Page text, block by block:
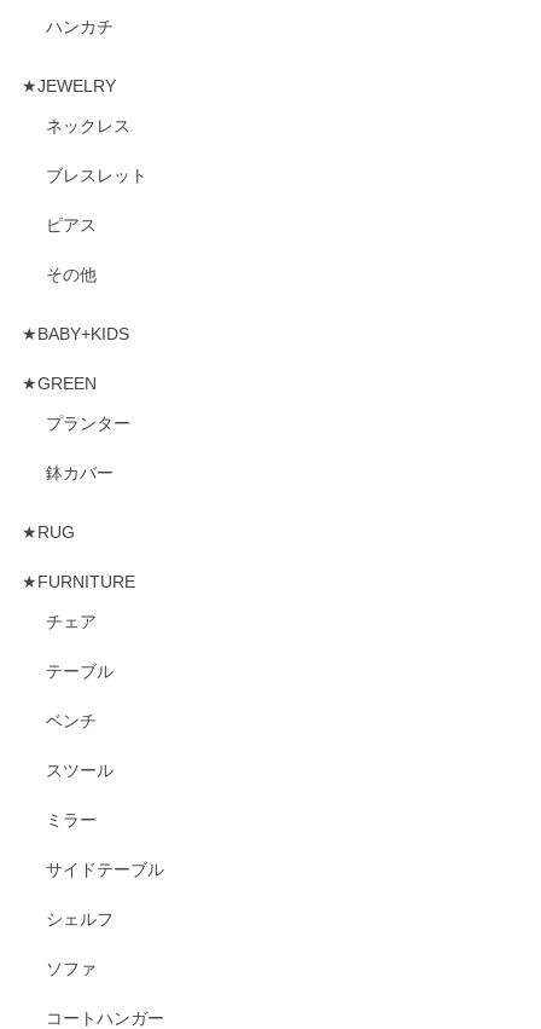
ハンカチ
★JEWELRY
ネックレス
ブレスレット
ピアス
その他
★BABY+KIDS
★GREEN
プランター
鉢カバー
★RUG
★FURNITURE
チェア
テーブル
ベンチ
スツール
ミラー
サイドテーブル
シェルフ
ソファ
コートハンガー